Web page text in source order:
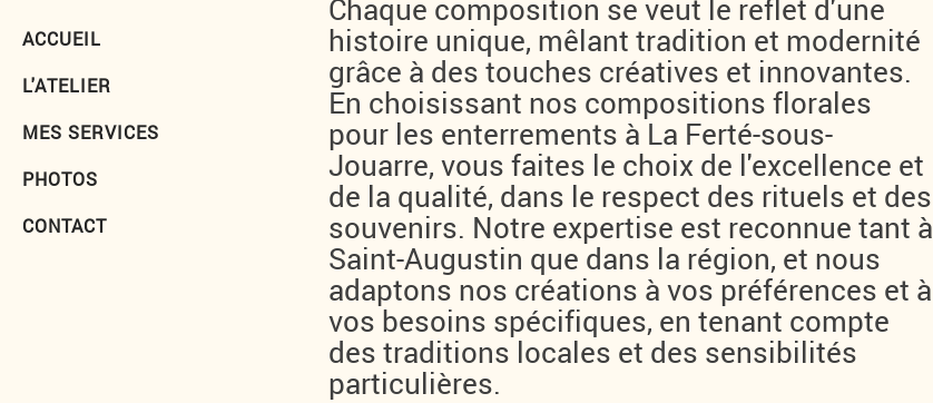
ACCUEIL
L'ATELIER
MES SERVICES
PHOTOS
CONTACT
Chaque composition se veut le reflet d'une
histoire unique, mêlant tradition et modernité
grâce à des touches créatives et innovantes.
En choisissant nos compositions florales
pour les enterrements à La Ferté-sous-
Jouarre, vous faites le choix de l'excellence et
de la qualité, dans le respect des rituels et des
souvenirs. Notre expertise est reconnue tant à
Saint-Augustin que dans la région, et nous
adaptons nos créations à vos préférences et à
vos besoins spécifiques, en tenant compte
des traditions locales et des sensibilités
particulières.